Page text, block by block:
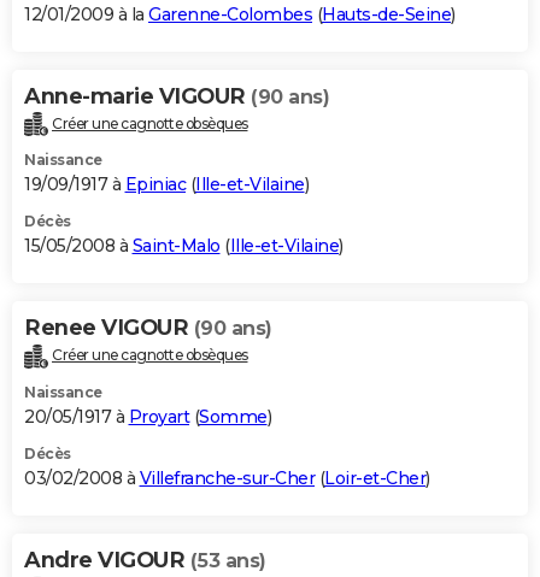
12/01/2009 à la Garenne-Colombes (Hauts-de-Seine)
Anne-marie VIGOUR (90 ans)
Créer une cagnotte obsèques
Naissance
19/09/1917 à Epiniac(Ille-et-Vilaine)
Décès
15/05/2008 à Saint-Malo (Ille-et-Vilaine)
Renee VIGOUR (90 ans)
Créer une cagnotte obsèques
Naissance
20/05/1917 à Proyart(Somme)
Décès
03/02/2008 à Villefranche-sur-Cher(Loir-et-Cher)
Andre VIGOUR (53 ans)